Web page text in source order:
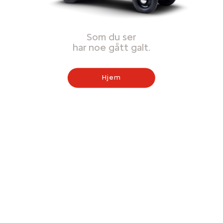
Som du ser
har noe gått galt.
Hjem